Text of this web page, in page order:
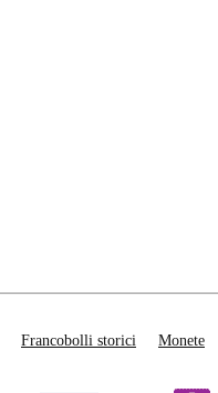
Francobolli storici
Monete